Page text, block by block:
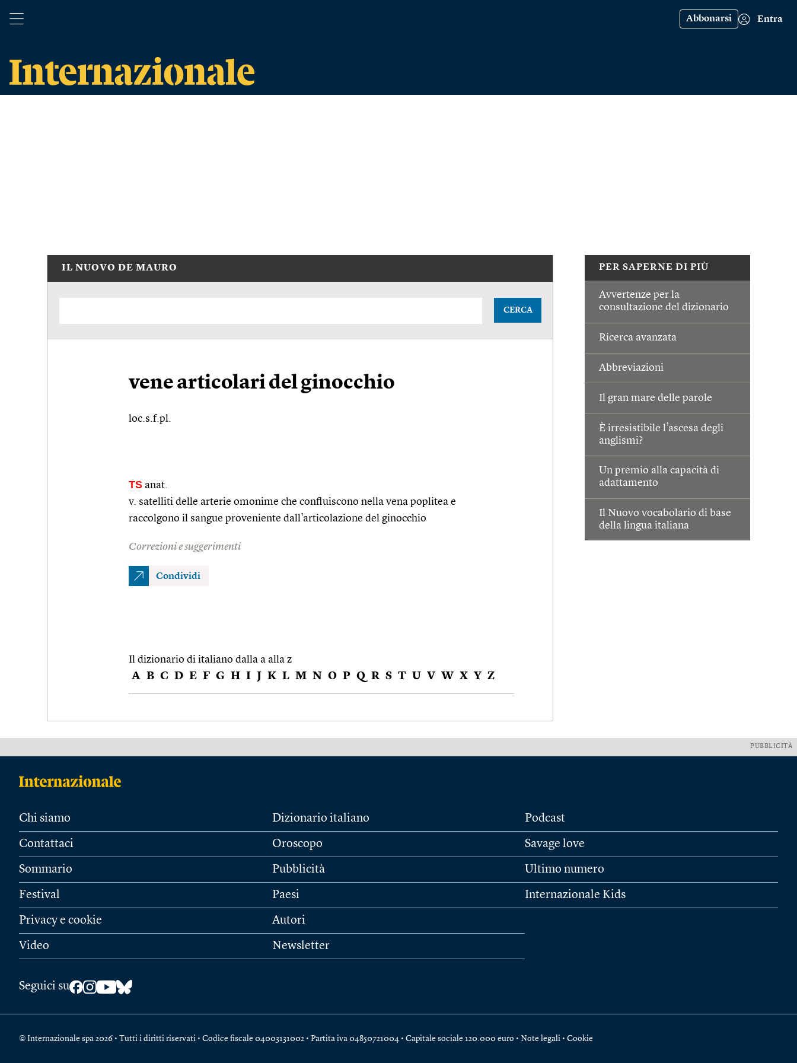
Abbonarsi Entra
PER SAPERNE DI PIÙ
Avvertenze per la
consultazione del dizionario
Ricerca avanzata
Abbreviazioni
Il gran mare delle parole
È irresistibile l’ascesa degli
anglismi?
Un premio alla capacità di
adattamento
Il Nuovo vocabolario di base
della lingua italiana
IL NUOVO DE MAURO
CERCA
vene articolari del ginocchio
loc.s.f.pl.
TS anat.
v. satelliti delle arterie omonime che confluiscono nella vena poplitea e
raccolgono il sangue proveniente dall'articolazione del ginocchio
Correzioni e suggerimenti
Condividi
Il dizionario di italiano dalla a alla z
A B C D E F G H I J K L M N O P Q R S T U V W X Y Z
PUBBLICITÀ
Chi siamo
Contattaci
Sommario
Festival
Privacy e cookie
Video
Dizionario italiano
Oroscopo
Pubblicità
Paesi
Autori
Newsletter
Podcast
Savage love
Ultimo numero
Internazionale Kids
Seguici su
© Internazionale spa 2026 • Tutti i diritti riservati • Codice fiscale 04003131002 • Partita iva 04850721004 • Capitale sociale 120.000 euro • Note legali • Cookie